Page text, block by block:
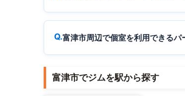
富津市周辺で個室を利用できるパ
富津市でジムを駅から探す